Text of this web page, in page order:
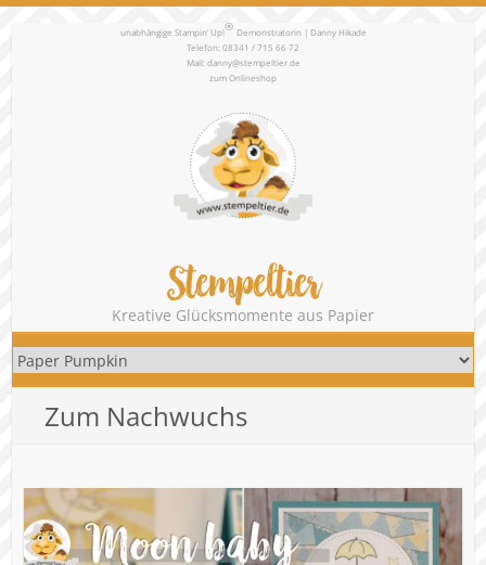
unabhängige Stampin‘ Up!® Demonstratorin | Danny Hikade
Telefon: 08341 / 715 66 72
Mail:danny@stempeltier.de
zumOnlineshop
Stempeltier
Kreative Glücksmomente aus Papier
Zum Nachwuchs